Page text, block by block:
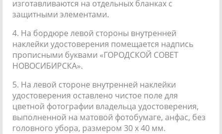
изготавливаются на отдельных бланках с
защитными элементами.
4. На бордюре левой стороны внутренней
наклейки удостоверения помещается надпись
прописными буквами «ГОРОДСКОЙ СОВЕТ
НОВОСИБИРСКА».
5. На левой стороне внутренней наклейки
удостоверения оставлено чистое поле для
цветной фотографии владельца удостоверения,
выполненной на матовой фотобумаге, анфас, без
головного убора, размером 30 x 40 мм.